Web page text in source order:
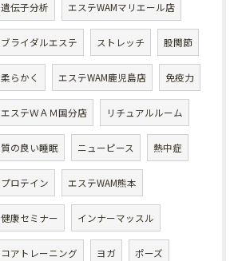
遺伝子分析 エステWAMマリエール店
ブライダルエステ ストレッチ 股関節
柔らかく エステWAM鹿児島店 免疫力
エステＷＡＭ国分店 リチュアルルーム
質の良い睡眠 ニューピース 熱中症
プロテイン エステWAM熊本
健康セミナー インナーマッスル
コアトレーニング ヨガ ポーズ